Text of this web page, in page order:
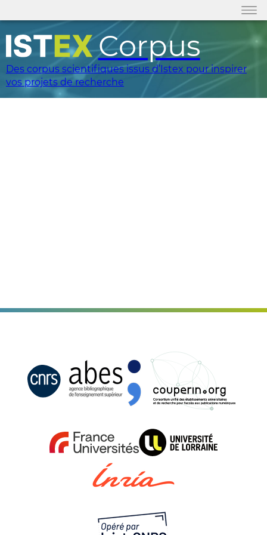
Corpus
Des corpus scientifiques issus d’Istex pour inspirer
vos projets de recherche